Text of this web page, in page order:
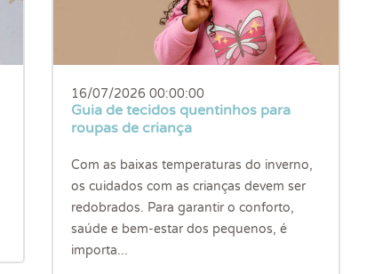
16/07/2026 00:00:00
Guia de tecidos quentinhos para
roupas de criança
Com as baixas temperaturas do inverno,
os cuidados com as crianças devem ser
redobrados. Para garantir o conforto,
saúde e bem-estar dos pequenos, é
importa...